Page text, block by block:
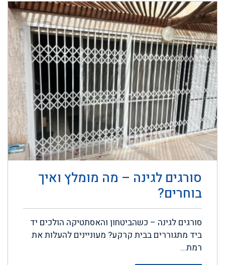
סורגים לגינה – מה מומלץ ואיך
בוחרים?
סורגים לגינה – כשהביטחון והאסתטיקה הולכים יד
ביד מתגוררים בבית קרקע? מעוניינים להעלות את
רמת...